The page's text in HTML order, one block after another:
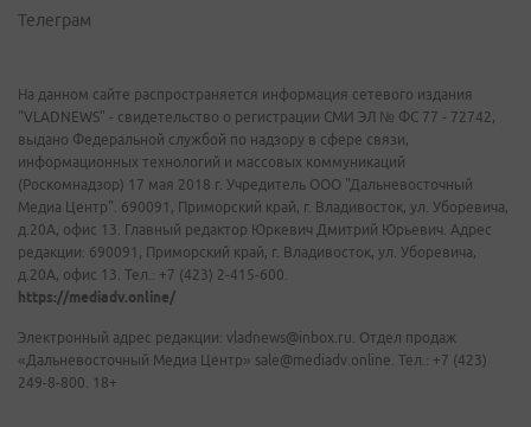
Телеграм
На данном сайте распространяется информация сетевого издания
"VLADNEWS" - свидетельство о регистрации СМИ ЭЛ № ФС 77 - 72742,
выдано Федеральной службой по надзору в сфере связи,
информационных технологий и массовых коммуникаций
(Роскомнадзор) 17 мая 2018 г. Учредитель ООО "Дальневосточный
Медиа Центр". 690091, Приморский край, г. Владивосток, ул. Уборевича,
д.20А, офис 13. Главный редактор Юркевич Дмитрий Юрьевич. Адрес
редакции: 690091, Приморский край, г. Владивосток, ул. Уборевича,
д.20А, офис 13. Тел.: +7 (423) 2-415-600.
https://mediadv.online/
Электронный адрес редакции: vladnews@inbox.ru. Отдел продаж
«Дальневосточный Медиа Центр» sale@mediadv.online. Тел.: +7 (423)
249-8-800. 18+